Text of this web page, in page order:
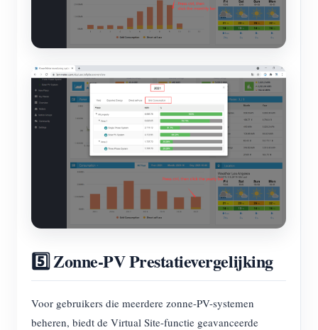
5️⃣ Zonne-PV Prestatievergelijking
Voor gebruikers die meerdere zonne-PV-systemen
beheren, biedt de Virtual Site-functie geavanceerde